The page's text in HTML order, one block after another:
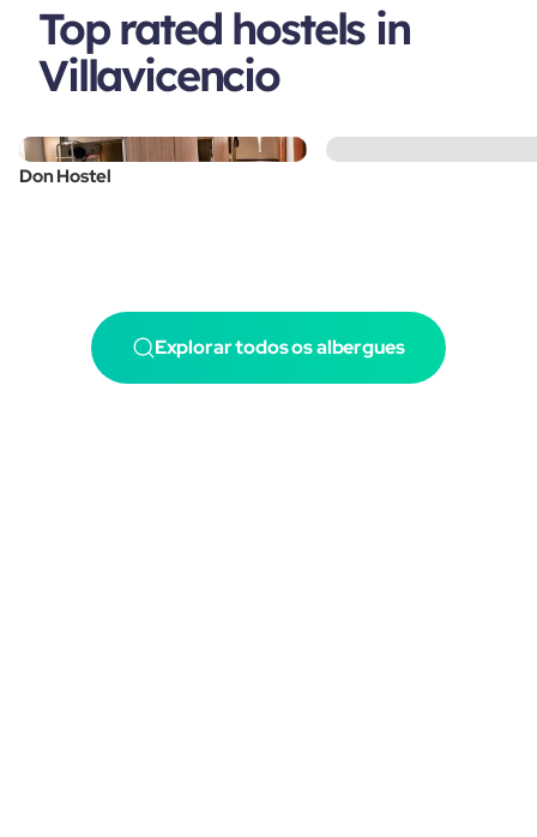
Top rated hostels in
Villavicencio
Don Hostel
Explorar todos os albergues